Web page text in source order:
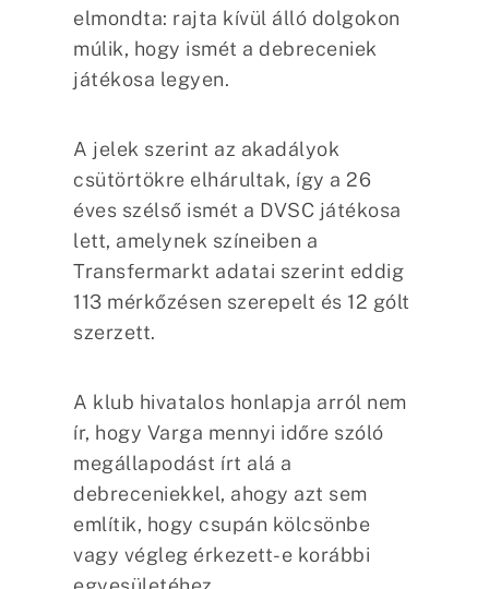
elmondta: rajta kívül álló dolgokon
múlik, hogy ismét a debreceniek
játékosa legyen.
A jelek szerint az akadályok
csütörtökre elhárultak, így a 26
éves szélső ismét a DVSC játékosa
lett, amelynek színeiben a
Transfermarkt adatai szerint eddig
113 mérkőzésen szerepelt és 12 gólt
szerzett.
A klub hivatalos honlapja arról nem
ír, hogy Varga mennyi időre szóló
megállapodást írt alá a
debreceniekkel, ahogy azt sem
említik, hogy csupán kölcsönbe
vagy végleg érkezett-e korábbi